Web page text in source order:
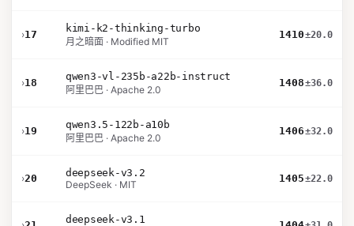
›17
kimi-k2-thinking-turbo
月之暗面 · Modified MIT
1410±20.0
›18
qwen3-vl-235b-a22b-instruct
阿里巴巴 · Apache 2.0
1408±36.0
›19
qwen3.5-122b-a10b
阿里巴巴 · Apache 2.0
1406±32.0
›20
deepseek-v3.2
DeepSeek · MIT
1405±22.0
deepseek-v3.1